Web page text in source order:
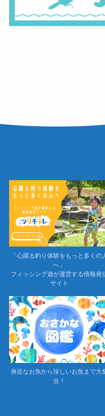
「心躍る釣り体験をもっと多くの
へ」
フィッシング遊が運営する情報発
サイト
身近なお魚から珍しいお魚まで大
合！